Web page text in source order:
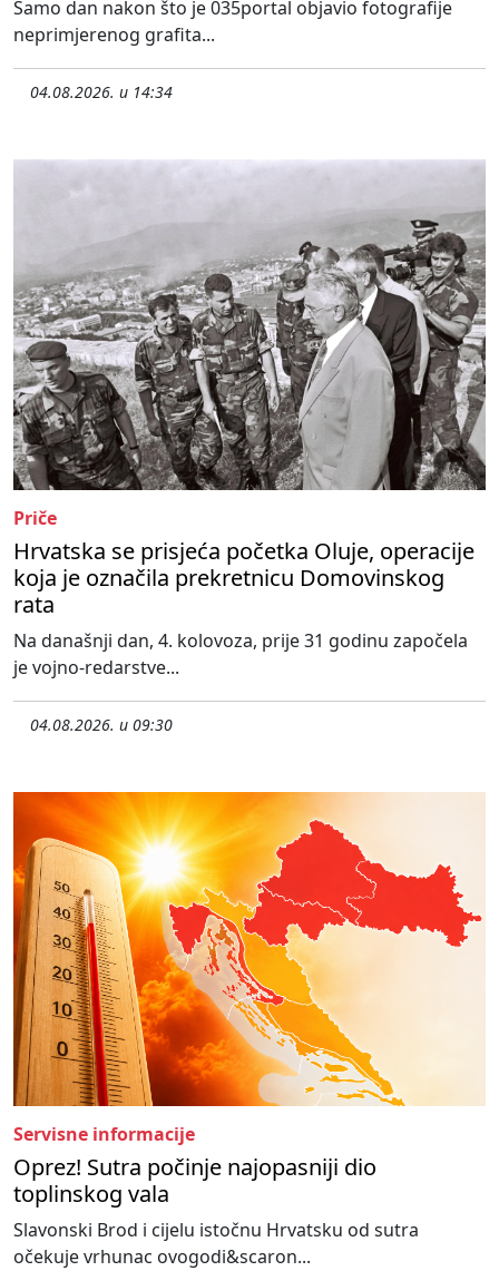
Samo dan nakon što je 035portal objavio fotografije
neprimjerenog grafita...
04.08.2026. u 14:34
Priče
Hrvatska se prisjeća početka Oluje, operacije
koja je označila prekretnicu Domovinskog
rata
Na današnji dan, 4. kolovoza, prije 31 godinu započela
je vojno-redarstve...
04.08.2026. u 09:30
Servisne informacije
Oprez! Sutra počinje najopasniji dio
toplinskog vala
Slavonski Brod i cijelu istočnu Hrvatsku od sutra
očekuje vrhunac ovogodi&scaron...